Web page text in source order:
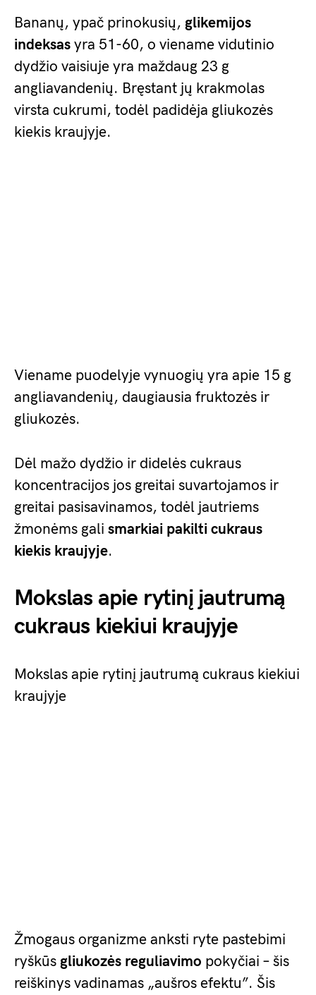
Bananų, ypač prinokusių, glikemijos
indeksas yra 51-60, o viename vidutinio
dydžio vaisiuje yra maždaug 23 g
angliavandenių. Bręstant jų krakmolas
virsta cukrumi, todėl padidėja gliukozės
kiekis kraujyje.
Viename puodelyje vynuogių yra apie 15 g
angliavandenių, daugiausia fruktozės ir
gliukozės.
Dėl mažo dydžio ir didelės cukraus
koncentracijos jos greitai suvartojamos ir
greitai pasisavinamos, todėl jautriems
žmonėms gali smarkiai pakilti cukraus
kiekis kraujyje.
Mokslas apie rytinį jautrumą
cukraus kiekiui kraujyje
Mokslas apie rytinį jautrumą cukraus kiekiui
kraujyje
Žmogaus organizme anksti ryte pastebimi
ryškūs gliukozės reguliavimo pokyčiai – šis
reiškinys vadinamas „aušros efektu”. Šis